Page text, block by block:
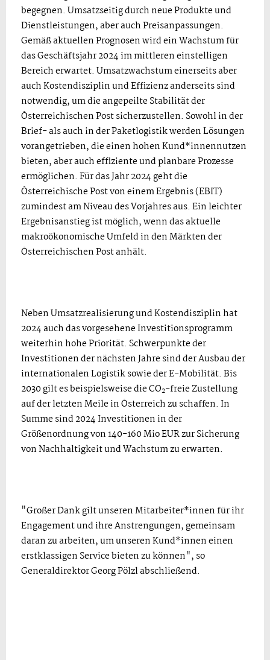
begegnen. Umsatzseitig durch neue Produkte und
Dienstleistungen, aber auch Preisanpassungen.
Gemäß aktuellen Prognosen wird ein Wachstum für
das Geschäftsjahr 2024 im mittleren einstelligen
Bereich erwartet. Umsatzwachstum einerseits aber
auch Kostendisziplin und Effizienz anderseits sind
notwendig, um die angepeilte Stabilität der
Österreichischen Post sicherzustellen. Sowohl in der
Brief- als auch in der Paketlogistik werden Lösungen
vorangetrieben, die einen hohen Kund*innennutzen
bieten, aber auch effiziente und planbare Prozesse
ermöglichen. Für das Jahr 2024 geht die
Österreichische Post von einem Ergebnis (EBIT)
zumindest am Niveau des Vorjahres aus. Ein leichter
Ergebnisanstieg ist möglich, wenn das aktuelle
makroökonomische Umfeld in den Märkten der
Österreichischen Post anhält.
Neben Umsatzrealisierung und Kostendisziplin hat
2024 auch das vorgesehene Investitionsprogramm
weiterhin hohe Priorität. Schwerpunkte der
Investitionen der nächsten Jahre sind der Ausbau der
internationalen Logistik sowie der E-Mobilität. Bis
2030 gilt es beispielsweise die CO2-freie Zustellung
auf der letzten Meile in Österreich zu schaffen. In
Summe sind 2024 Investitionen in der
Größenordnung von 140-160 Mio EUR zur Sicherung
von Nachhaltigkeit und Wachstum zu erwarten.
"Großer Dank gilt unseren Mitarbeiter*innen für ihr
Engagement und ihre Anstrengungen, gemeinsam
daran zu arbeiten, um unseren Kund*innen einen
erstklassigen Service bieten zu können", so
Generaldirektor Georg Pölzl abschließend.